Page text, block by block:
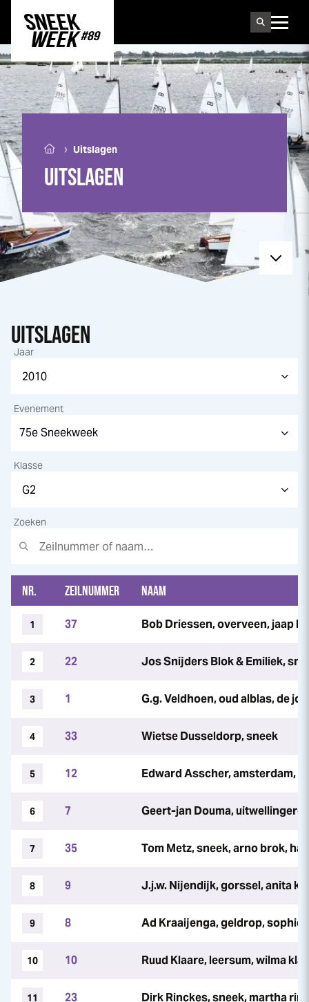
UITSLAGEN
› Uitslagen
UITSLAGEN
Jaar
Evenement
Klasse
Zoeken
NR. ZEILNUMMER NAAM
1 37 Bob Driessen, overveen, jaap
2 22 Jos Snijders Blok & Emiliek,
3 1 G.g. Veldhoen, oud alblas, de
4 33 Wietse Dusseldorp, sneek
5 12 Edward Asscher, amsterdam,
6 7 Geert-jan Douma,
7 35 Tom Metz, sneek, arno brok,
8 9 J.j.w. Nijendijk, gorssel, anita
9 8 Ad Kraaijenga, geldrop, sophie
10 10 Ruud Klaare, leersum, wilma
11 23 Dirk Rinckes, sneek, martha